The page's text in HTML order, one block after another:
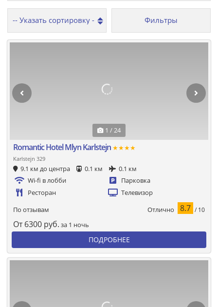
Фильтры
1 / 24
Romantic Hotel Mlyn Karlstejn ★★★★
Karlstejn 329
9.1 км до центра 0.1 км
0.1 км
Wi-fi в лобби
Парковка
Ресторан
Телевизор
По отзывам Отлично 8.7 / 10
От 6300 руб. за 1 ночь
ПОДРОБНЕЕ